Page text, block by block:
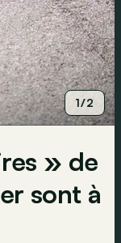
1/2
» de
sont à